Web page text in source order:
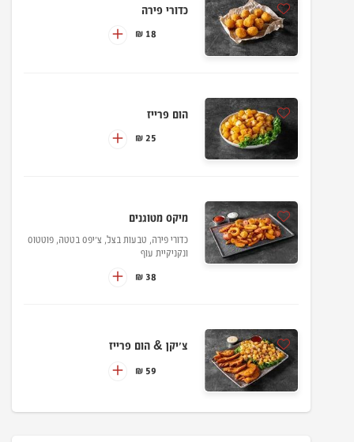
כדורי פירה
18 ₪
הום פרייז
25 ₪
מיקס מטוגנים
כדורי פירה, טבעות בצל, צ'יפס בטטה, פוטטוס
ונקניקיית עוף
38 ₪
צ'יקן & הום פרייז
59 ₪